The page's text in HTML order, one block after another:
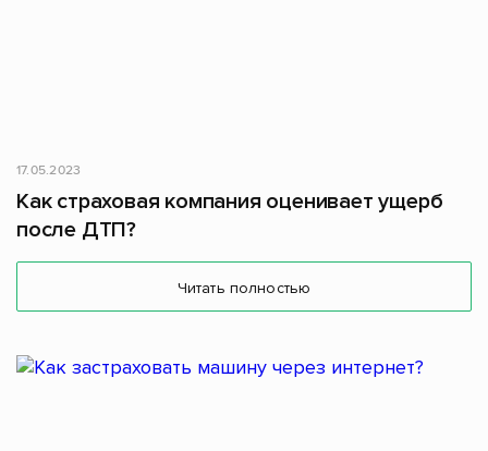
17.05.2023
Как страховая компания оценивает ущерб
после ДТП?
Читать полностью